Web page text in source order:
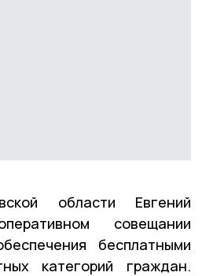
области Евгений
совещании
бесплатными
категорий граждан.